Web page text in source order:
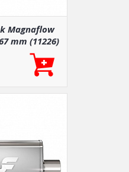
Magnaflow
mm (11226)